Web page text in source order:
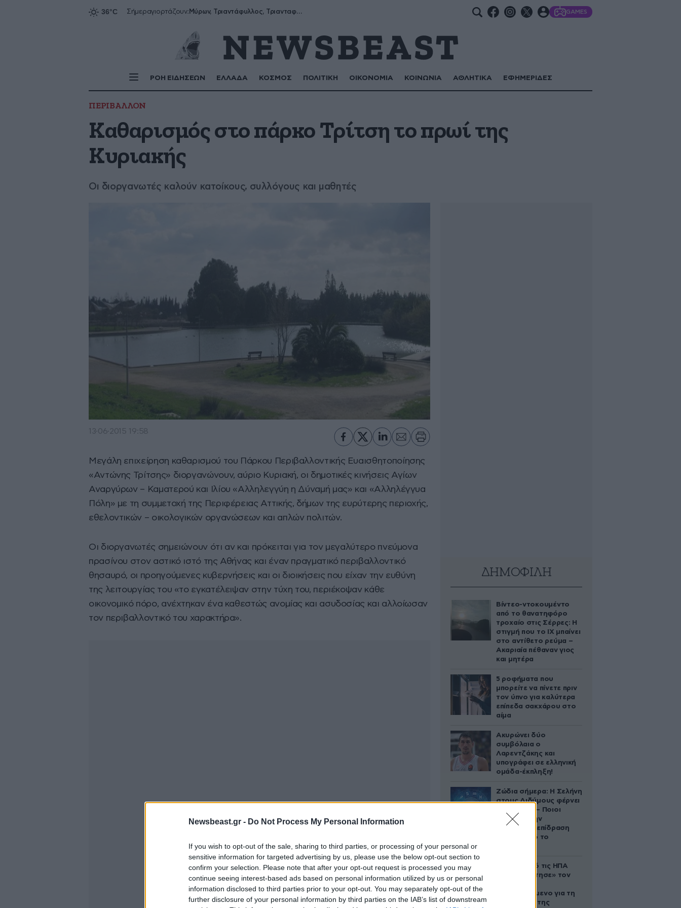
Newsbeast.gr - Do Not Process My Personal Information
If you wish to opt-out of the sale, sharing to third parties, or processing of your personal or
sensitive information for targeted advertising by us, please use the below opt-out section to
confirm your selection. Please note that after your opt-out request is processed you may
continue seeing interest-based ads based on personal information utilized by us or personal
information disclosed to third parties prior to your opt-out. You may separately opt-out of the
further disclosure of your personal information by third parties on the IAB’s list of downstream
Σήμεραγιορτάζουν: Μύρων, Τριαντάφυλλος, Τριανταφυλλιά, Φυλλιώ, Ρόζα GAMES
ΡΟΗ ΕΙΔΗΣΕΩΝ ΕΛΛΑΔΑ ΚΟΣΜΟΣ ΠΟΛΙΤΙΚΗ ΟΙΚΟΝΟΜΙΑ ΚΟΙΝΩΝΙΑ ΑΘΛΗΤΙΚΑ ΕΦΗΜΕΡΙΔΕΣ
ΠΕΡΙΒΑΛΛΟΝ
Καθαρισμός στο πάρκο Τρίτση το πρωί της
Κυριακής
Οι διοργανωτές καλούν κατοίκους, συλλόγους και μαθητές
13·06·2015 19:58
Μεγάλη επιχείρηση καθαρισμού του Πάρκου Περιβαλλοντικής Ευαισθητοποίησης
«Αντώνης Τρίτσης» διοργανώνουν, αύριο Κυριακή, οι δημοτικές κινήσεις Αγίων
Αναργύρων – Καματερού και Ιλίου «Αλληλεγγύη η Δύναμή μας» και «Αλληλέγγυα
Πόλη» με τη συμμετοχή της Περιφέρειας Αττικής, δήμων της ευρύτερης περιοχής,
εθελοντικών – οικολογικών οργανώσεων και απλών πολιτών.
Οι διοργανωτές σημειώνουν ότι αν και πρόκειται για τον μεγαλύτερο πνεύμονα
πρασίνου στον αστικό ιστό της Αθήνας και έναν πραγματικό περιβαλλοντικό
θησαυρό, οι προηγούμενες κυβερνήσεις και οι διοικήσεις που είχαν την ευθύνη
της λειτουργίας του «το εγκατέλειψαν στην τύχη του, περιέκοψαν κάθε
οικονομικό πόρο, ανέχτηκαν ένα καθεστώς ανομίας και ασυδοσίας και αλλοίωσαν
τον περιβαλλοντικό του χαρακτήρα».
ΔΗΜΟΦΙΛΗ
Βίντεο-ντοκουμέντο
από το θανατηφόρο
τροχαίο στις Σέρρες: Η
στιγμή που το ΙΧ μπαίνει
στο αντίθετο ρεύμα –
Ακαριαία πέθαναν γιος
και μητέρα
5 ροφήματα που
μπορείτε να πίνετε πριν
τον ύπνο για καλύτερα
επίπεδα σακχάρου στο
αίμα
Ακυρώνει δύο
συμβόλαια ο
Λαρεντζάκης και
υπογράφει σε ελληνική
ομάδα-έκπληξη!
Ζώδια σήμερα: Η Σελήνη
στους Διδύμους φέρνει
ανατροπές – Ποιοι
δέχονται την
ευεργετική επίδραση
του Δία από το
Ζευγάρι από τις ΗΠΑ
που «υιοθέτησε» τον
κατηγορούμενο για τη
δολοφονία της